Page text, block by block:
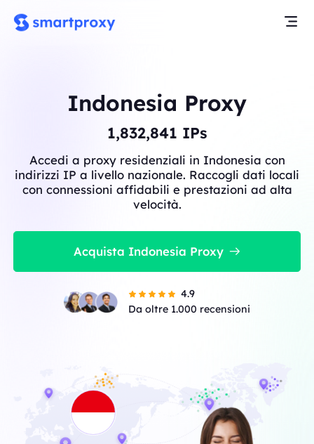
Indonesia Proxy
1,834,639 IPs
Accedi a proxy residenziali in Indonesia con
indirizzi IP a livello nazionale. Raccogli dati locali
con connessioni affidabili e prestazioni ad alta
velocità.
Acquista Indonesia Proxy
4.9
Da oltre 1.000 recensioni